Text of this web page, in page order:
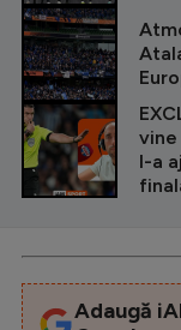
vine
l-a
Adaugă